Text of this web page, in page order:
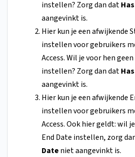
instellen? Zorg dan dat
aangevinkt is.
Hier kun je een afwijkende
instellen voor gebruikers
Access. Wil je voor hen
instellen? Zorg dan dat
aangevinkt is.
Hier kun je een afwijkende
instellen voor gebruikers
Access. Ook hier geldt: wil
End Date instellen, zorg
Dateniet aangevinkt is.